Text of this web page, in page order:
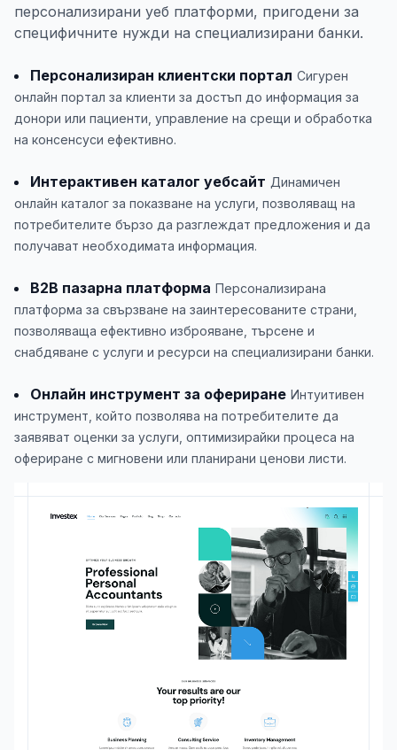
персонализирани уеб платформи, пригодени за
специфичните нужди на специализирани банки.
Персонализиран клиентски портал Сигурен
онлайн портал за клиенти за достъп до информация за
донори или пациенти, управление на срещи и обработка
на консенсуси ефективно.
Интерактивен каталог уебсайт Динамичен
онлайн каталог за показване на услуги, позволяващ на
потребителите бързо да разглеждат предложения и да
получават необходимата информация.
B2B пазарна платформа Персонализирана
платформа за свързване на заинтересованите страни,
позволяваща ефективно изброяване, търсене и
снабдяване с услуги и ресурси на специализирани банки.
Онлайн инструмент за офериране Интуитивен
инструмент, който позволява на потребителите да
заявяват оценки за услуги, оптимизирайки процеса на
офериране с мигновени или планирани ценови листи.